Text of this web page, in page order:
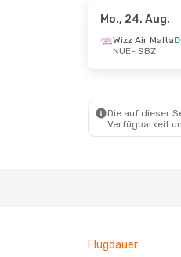
- Fr., 9. Okt.
Mo., 24. Aug.
Wizz Air Malta
NUE- SBZ
Die auf dieser
Verfügbarkeit
Flugdauer